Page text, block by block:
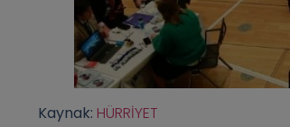
Kaynak: HÜRRİYET